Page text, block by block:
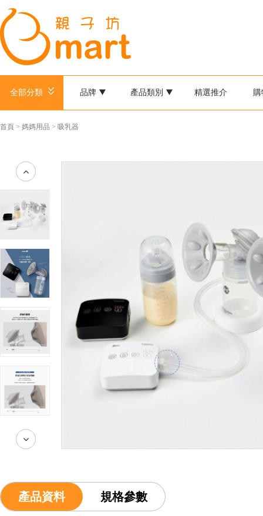
全部分類 品牌 產品類別 精選推介 購
首頁 > 媽媽用品 > 吸乳器
產品資料 規格參數